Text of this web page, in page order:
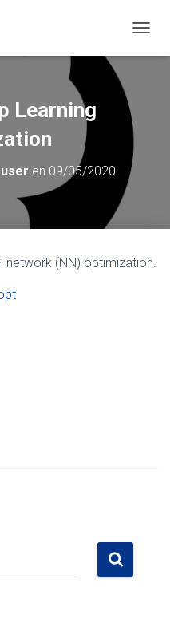
Learning
en 09/05/2020
network (NN) optimization.